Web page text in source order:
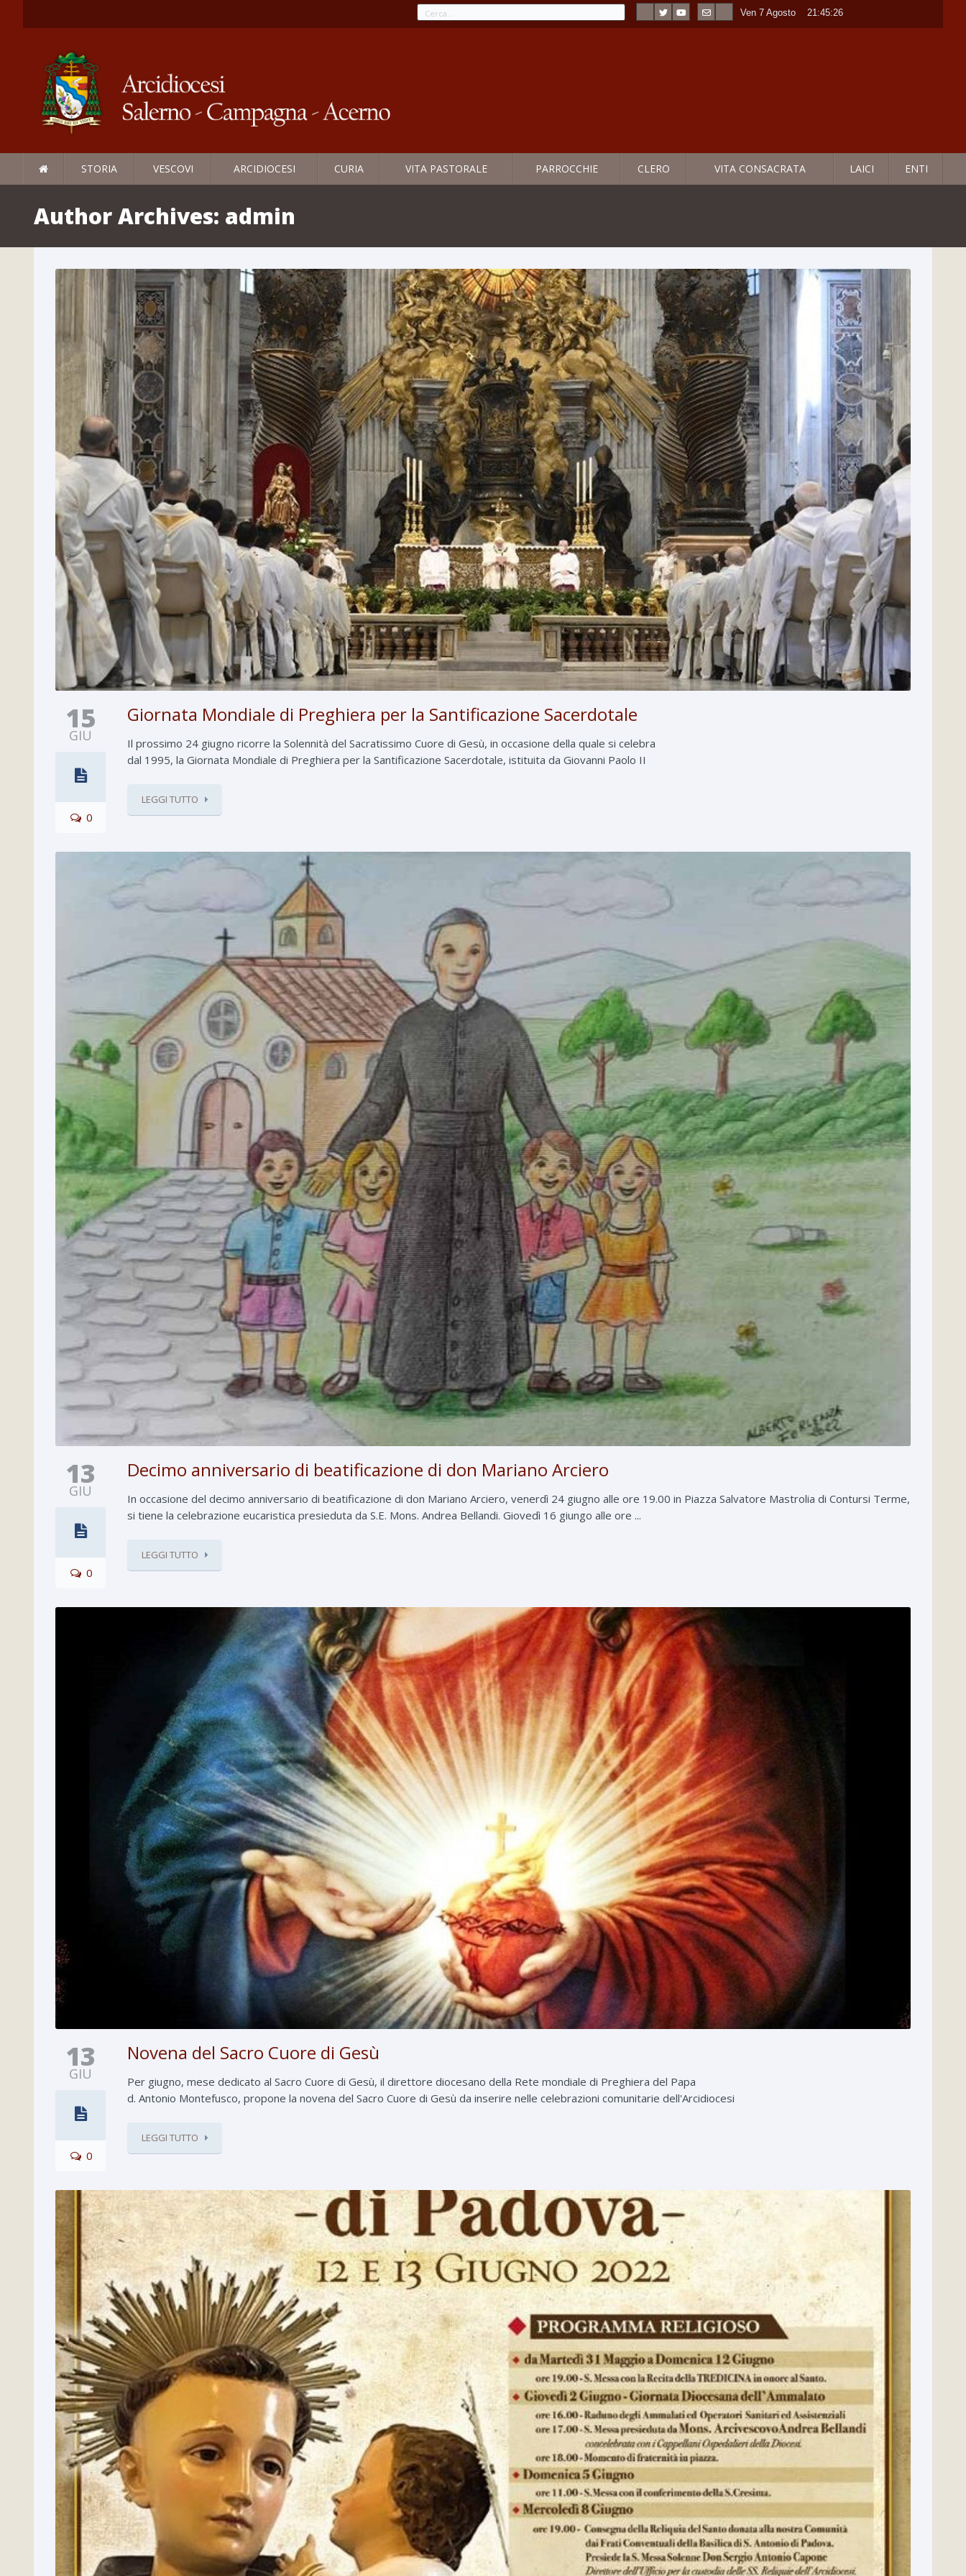
Ven 7 Agosto ----21:45:28
STORIA VESCOVI ARCIDIOCESI CURIA VITA PASTORALE PARROCCHIE CLERO VITA CONSACRATA LAICI ENTI
Author Archives: admin
15
GIU
0
Giornata Mondiale di Preghiera per la Santificazione Sacerdotale
Il prossimo 24 giugno ricorre la Solennità del Sacratissimo Cuore di Gesù, in occasione della quale si celebra
dal 1995, la Giornata Mondiale di Preghiera per la Santificazione Sacerdotale, istituita da Giovanni Paolo II
LEGGI TUTTO
13
GIU
0
Decimo anniversario di beatificazione di don Mariano Arciero
In occasione del decimo anniversario di beatificazione di don Mariano Arciero, venerdì 24 giugno alle ore 19.00 in Piazza Salvatore Mastrolia di Contursi Terme,
si tiene la celebrazione eucaristica presieduta da S.E. Mons. Andrea Bellandi. Giovedì 16 giungo alle ore ...
LEGGI TUTTO
13
GIU
0
Novena del Sacro Cuore di Gesù
Per giugno, mese dedicato al Sacro Cuore di Gesù, il direttore diocesano della Rete mondiale di Preghiera del Papa
d. Antonio Montefusco, propone la novena del Sacro Cuore di Gesù da inserire nelle celebrazioni comunitarie dell'Arcidiocesi
LEGGI TUTTO